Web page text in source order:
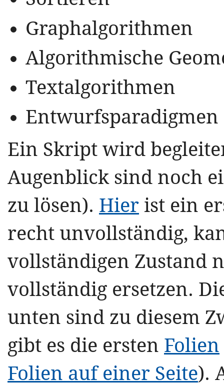
Graphalgorithmen
Algorithmische
Textalgorithmen
Entwurfsparadigmen
Ein Skript wird
Augenblick sind noch
zu lösen). Hier ist ein
recht unvollständig,
vollständigen Zustand
vollständig ersetzen.
unten sind zu diesem
gibt es die ersten Folien
Folien auf einer Seite).